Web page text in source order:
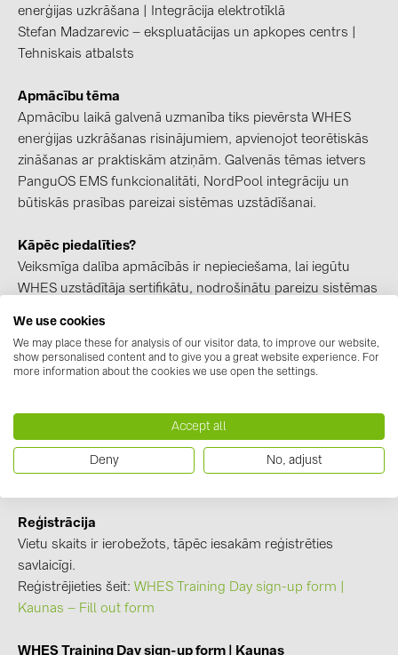
AIKO Solar (2)
BAKS (51)
EVOPIPES (7)
FRONIUS (42)
GROMTOR (32)
GoodWe (44)
HUAWEI (51)
JAsolar (6)
JINKO (1)
LONGi Solar (5)
PRYSMIAN DRAKA (18)
QILOWATT (3)
SMA (1)
SolarEdge (2)
Solinteg (4)
Solis (63)
enerģijas uzkrāšana | Integrācija elektrotīklā
Stefan Madzarevic – ekspluatācijas un apkopes centrs |
Tehniskais atbalsts
Apmācību tēma
Apmācību laikā galvenā uzmanība tiks pievērsta WHES
enerģijas uzkrāšanas risinājumiem, apvienojot teorētiskās
zināšanas ar praktiskām atziņām. Galvenās tēmas ietvers
PanguOS EMS funkcionalitāti, NordPool integrāciju un
būtiskās prasības pareizai sistēmas uzstādīšanai.
Kāpēc piedalīties?
Veiksmīga dalība apmācībās ir nepieciešama, lai iegūtu
WHES uzstādītāja sertifikātu, nodrošinātu pareizu sistēmas
Kam apmācības paredzētas?
tehniskajiem speciālistiem, projektētājiem, ekspluatācijas
un apkopes speciālistiem, kā arī citiem profesionāļiem, kuri
strādā vai plāno strādāt ar WHES enerģijas uzkrāšanas
Reģistrācija
Vietu skaits ir ierobežots, tāpēc iesakām reģistrēties
savlaicīgi.
Reģistrējieties šeit: WHES Training Day sign-up form |
Kaunas – Fill out form
WHES Training Day sign-up form | Kaunas
We use cookies
We may place these for analysis of our visitor data, to improve our website,
show personalised content and to give you a great website experience. For
more information about the cookies we use open the settings.
Accept all
Deny No, adjust